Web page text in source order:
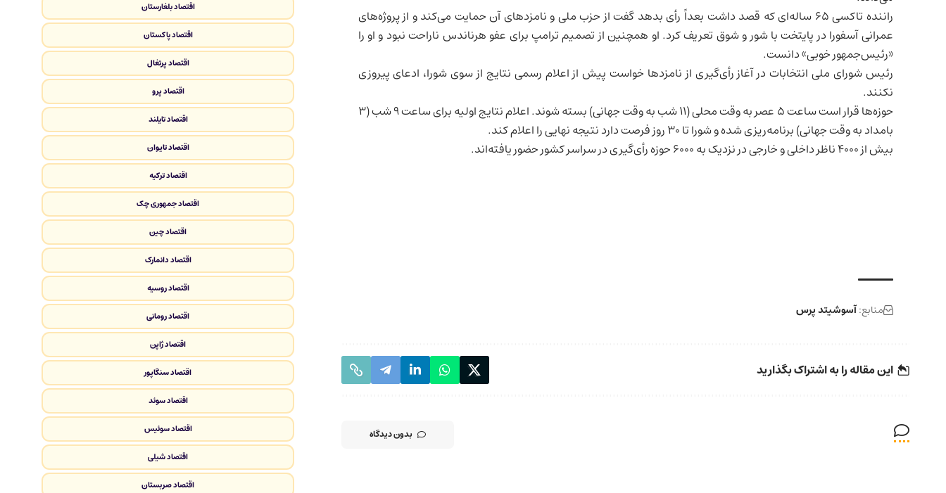
راننده تاکسی ۶۵ ساله‌ای که قصد داشت بعداً رأی بدهد گفت از حزب ملی و نامزدهای آن حمایت می‌کند و از پروژه‌های
عمرانی آسفورا در پایتخت با شور و شوق تعریف کرد. او همچنین از تصمیم ترامپ برای عفو هرناندس ناراحت نبود و او را
«رئیس‌جمهور خوبی» دانست.
رئیس شورای ملی انتخابات در آغاز رأی‌گیری از نامزدها خواست پیش از اعلام رسمی نتایج از سوی شورا، ادعای پیروزی
نکنند.
حوزه‌ها قرار است ساعت ۵ عصر به وقت محلی (۱۱ شب به وقت جهانی) بسته شوند. اعلام نتایج اولیه برای ساعت ۹ شب (۳
بامداد به وقت جهانی) برنامه‌ریزی شده و شورا تا ۳۰ روز فرصت دارد نتیجه نهایی را اعلام کند.
بیش از ۴۰۰۰ ناظر داخلی و خارجی در نزدیک به ۶۰۰۰ حوزه رأی‌گیری در سراسر کشور حضور یافته‌اند.
منابع:آسوشیتد پرس
این مقاله را به اشتراک بگذارید
بدون دیدگاه
اقتصاد بلغارستان
اقتصاد پاکستان
اقتصاد پرتغال
اقتصاد پرو
اقتصاد تایلند
اقتصاد تایوان
اقتصاد ترکیه
اقتصاد جمهوری چک
اقتصاد چین
اقتصاد دانمارک
اقتصاد روسیه
اقتصاد رومانی
اقتصاد ژاپن
اقتصاد سنگاپور
اقتصاد سوئد
اقتصاد سوئیس
اقتصاد شیلی
اقتصاد صربستان